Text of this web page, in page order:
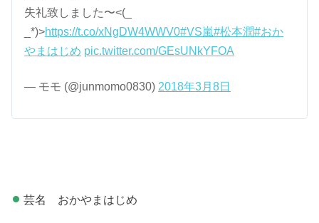
失礼致しました〜<(_
_*)>https://t.co/xNgDW4WWV0#VS嵐#松本潤#おか
やまはじめ pic.twitter.com/GEsUNkYFOA
— モモ (@junmomo0830) 2018年3月8日
芸名 おかやまはじめ